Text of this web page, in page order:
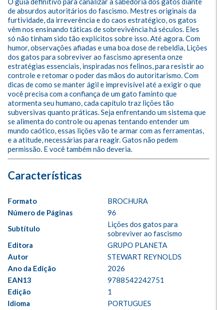
de absurdos autoritários do fascismo. Mestres originais da
furtividade, da irreverência e do caos estratégico, os gatos
vêm nos ensinando táticas de sobrevivência há séculos. Eles
só não tinham sido tão explícitos sobre isso. Até agora. Com
humor, observações afiadas e uma boa dose de rebeldia, Lições
dos gatos para sobreviver ao fascismo apresenta onze
estratégias essenciais, inspiradas nos felinos, para resistir ao
controle e retomar o poder das mãos do autoritarismo. Com
dicas de como se manter ágil e imprevisível até a exigir o que
você precisa com a confiança de um gato faminto que
atormenta seu humano, cada capítulo traz lições tão
subversivas quanto práticas. Seja enfrentando um sistema que
se alimenta do controle ou apenas tentando entender um
mundo caótico, essas lições vão te armar com as ferramentas,
e a atitude, necessárias para reagir. Gatos não pedem
permissão. E você também não deveria.
Formato
BROCHURA
Número de Páginas
96
Subtítulo
Lições dos gatos para
sobreviver ao fascismo
Editora
GRUPO PLANETA
Autor
STEWART REYNOLDS
Ano da Edição
2026
EAN13
9788542242751
Edição
1
Idioma
PORTUGUES